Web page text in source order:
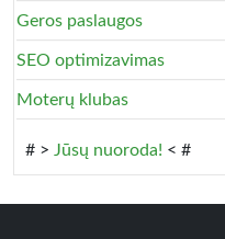
Geros paslaugos
SEO optimizavimas
Moterų klubas
# > Jūsų nuoroda! < #